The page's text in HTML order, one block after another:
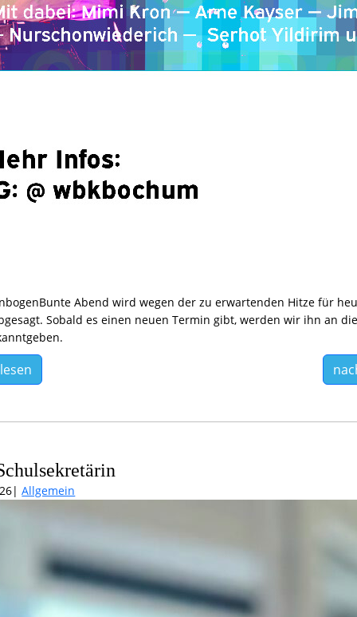
Abend wird wegen der zu erwartenden Hitze für
Sobald es einen neuen Termin gibt, werden wir ihn an
Allgemein